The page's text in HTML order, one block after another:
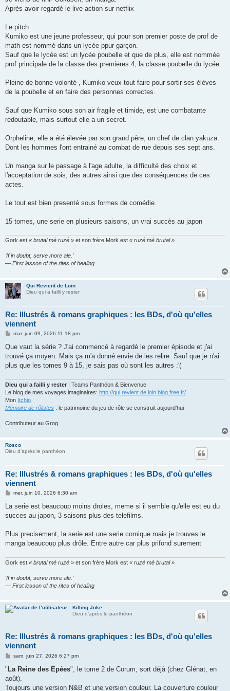
a
Après avoir regardé le live action sur netflix
Le pitch
Kumiko est une jeune professeur, qui pour son premier poste de prof de
math est nommé dans un lycée ppur garçon.
Sauf que le lycée est un lycée poubelle et que de plus, elle est nommée
prof principale de la classe des premieres 4, la classe poubelle du lycée.
Pleine de bonne volonté , Kumiko veux tout faire pour sortir ses élèves
de la poubelle et en faire des personnes correctes.
Sauf que Kumiko sous son air fragile et timide, est une combatante
redoutable, mais surtout elle a un secret.
Orpheline, elle a été élevée par son grand père, un chef de clan yakuza.
Dont les hommes l'ont entrainé au combat de rue depuis ses sept ans.
Un manga sur le passage à l'age adulte, la difficulté des choix et
l'acceptation de sois, des autres ainsi que des conséquences de ces
actes.
Le tout est bien presenté sous formes de comédie.
15 tomes, une serie en plusieurs saisons, un vrai succès au japon
Gork est « brutal mè ruzé » et son frère Mork est « ruzé mè brutal »
‘If in doubt, serve more ale.’
— First lesson of the rites of healing
Qui Revient de Loin
Dieu qui a failli y rester
Re: Illustrés & romans graphiques : les BDs, d'où qu'elles
viennent
M
s
a
g
mar. juin 09, 2026 11:18 pm
Que vaut la série ? J'ai commencé à regardé le premier épisode et j'ai
trouvé ça moyen. Mais ça m'a donné envie de les relire. Sauf que je n'ai
plus que les tomes 9 à 15, je sais pas où sont les autres :'(
Dieu qui a failli y rester | Teams Panthéon & Bienvenue
Le blog de mes voyages imaginaires: http://qui.revient.de.loin.blog.free.fr/
Mon Itchio
Mémoire de rôlistes : le patrimoine du jeu de rôle se construit aujourd'hui
Contributeur au Grog
Rosco
Dieu d'après le panthéon
Re: Illustrés & romans graphiques : les BDs, d'où qu'elles
viennent
M
s
a
mer. juin 10, 2026 6:30 am
La serie est beaucoup moins droles, meme si il semble qu'elle est eu du
succes au japon, 3 saisons plus des telefilms.
Plus precisement, la serie est une serie comique mais je trouves le
manga beaucoup plus drôle. Entre autre car plus prifond surement
Gork est « brutal mè ruzé » et son frère Mork est « ruzé mè brutal »
‘If in doubt, serve more ale.’
— First lesson of the rites of healing
Killing Joke
Dieu d'après le panthéon
Re: Illustrés & romans graphiques : les BDs, d'où qu'elles
viennent
M
s
a
g
sam. juin 27, 2026 6:27 pm
"La Reine des Epées", le tome 2 de Corum, sort déjà (chez Glénat, en
août).
Toujours une version N&B et une version couleur. La couverture couleur